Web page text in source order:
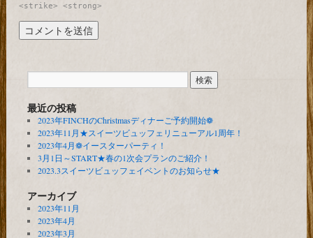
<strike> <strong>
最近の投稿
2023年FINCHのChristmasディナーご予約開始❁
2023年11月★スイーツビュッフェリニューアル1周年！
2023年4月❁イースターパーティ！
3月1日～START★春の1次会プランのご紹介！
2023.3スイーツビュッフェイベントのお知らせ★
アーカイブ
2023年11月
2023年4月
2023年3月